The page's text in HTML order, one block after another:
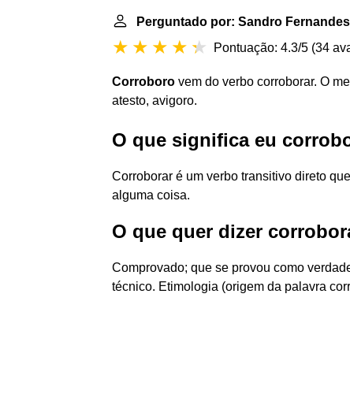
Perguntado por: Sandro Fernandes
Pontuação: 4.3/5 (34
Corroboro vem do verbo corroborar. O
atesto, avigoro.
O que significa eu
Corroborar é um verbo transitivo direto
alguma coisa.
O que quer dizer
Comprovado; que se provou como
técnico. Etimologia (origem da palavra